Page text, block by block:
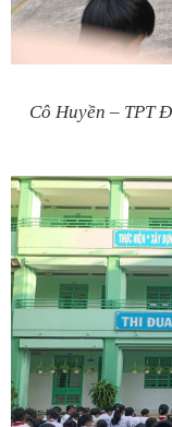
Cô Huyền – TPT